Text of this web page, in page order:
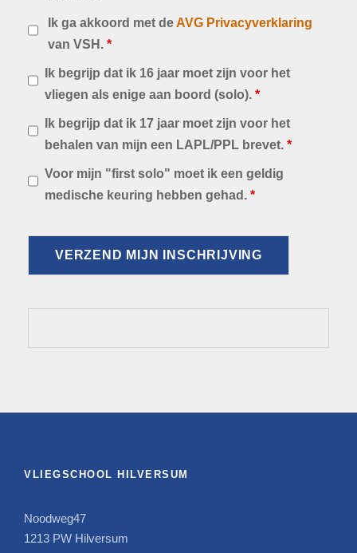
Ik ga akkoord met deAVG Privacyverklaring
van VSH. *
Ik begrijp dat ik 16 jaar moet zijn voor het
vliegen als enige aan boord (solo). *
Ik begrijp dat ik 17 jaar moet zijn voor het
behalen van mijn een LAPL/PPL brevet. *
Voor mijn "first solo" moet ik een geldig
medische keuring hebben gehad. *
VLIEGSCHOOL HILVERSUM
Noodweg47
1213 PW Hilversum